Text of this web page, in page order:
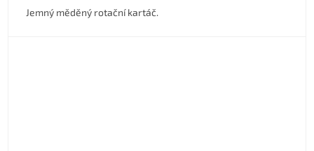
Jemný měděný rotační kartáč.